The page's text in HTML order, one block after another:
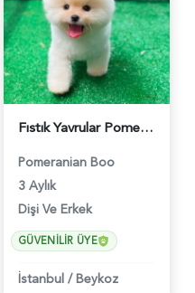
Fıstık Yavrular Pomeranian Boo - 6032
Pomeranian Boo
3 Aylık
Dişi Ve Erkek
GÜVENILIR ÜYE
İstanbul / Beykoz